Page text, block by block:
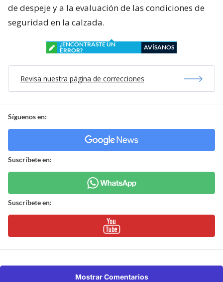
de despeje y a la evaluación de las condiciones de
seguridad en la calzada.
¿ENCONTRASTE UN
ERROR?
AVÍSANOS
Revisa nuestra página de correcciones
Síguenos en:
Suscríbete en:
Suscríbete en:
Mostrar Comentarios